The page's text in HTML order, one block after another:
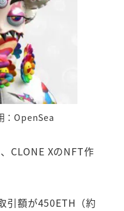
：OpenSea
CLONE XのNFT作
引額が450ETH（約